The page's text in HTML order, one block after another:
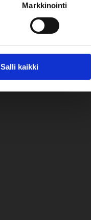
Markkinointi
Salli kaikki